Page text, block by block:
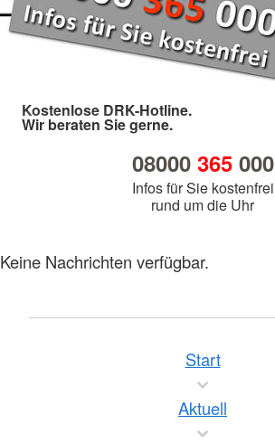
Kostenlose DRK-Hotline.
Wir beraten Sie gerne.
08000 365000
Infos für Sie kostenfrei
rund um die Uhr
Keine Nachrichten verfügbar.
Start
Aktuell